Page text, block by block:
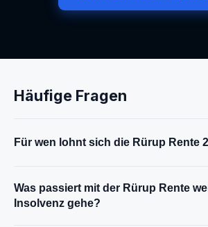
Häufige Fragen
Für wen lohnt sich die Rürup Rente
Was passiert mit der Rürup Rente
Insolvenz gehe?